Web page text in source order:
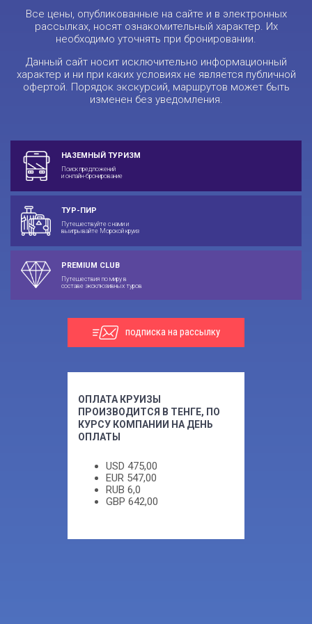
Все цены, опубликованные на сайте и в электронных
рассылках, носят ознакомительный характер. Их
необходимо уточнять при бронировании.
Данный сайт носит исключительно информационный
характер и ни при каких условиях не является публичной
офертой. Порядок экскурсий, маршрутов может быть
изменен без уведомления.
НАЗЕМНЫЙ ТУРИЗМ
Поиск предложений
и онлайн-бронирование
ТУР-ПИР
Путешествуйте с нами и
выигрывайте Морской круиз
PREMIUM CLUB
Путешествия по миру в
составе эксклюзивных туров
подписка на рассылку
ОПЛАТА КРУИЗЫ
ПРОИЗВОДИТСЯ В ТЕНГЕ, ПО
КУРСУ КОМПАНИИ НА ДЕНЬ
ОПЛАТЫ
USD 475,00
EUR 547,00
RUB 6,0
GBP 642,00